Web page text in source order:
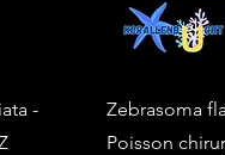
-
Zebrasoma
Poisson